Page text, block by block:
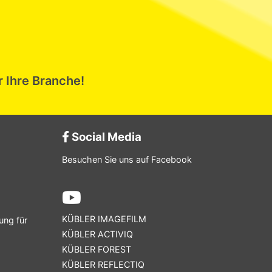
Branche!
für
Social Media
Besuchen Sie uns auf Facebook
KÜBLER IMAGEFILM
KÜBLER ACTIVIQ
KÜBLER FOREST
KÜBLER REFLECTIQ